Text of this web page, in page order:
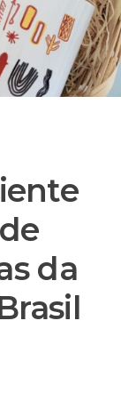
da